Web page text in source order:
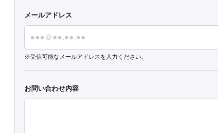
メールアドレス
受信可能なメールアドレスを入力ください。
お問い合わせ内容